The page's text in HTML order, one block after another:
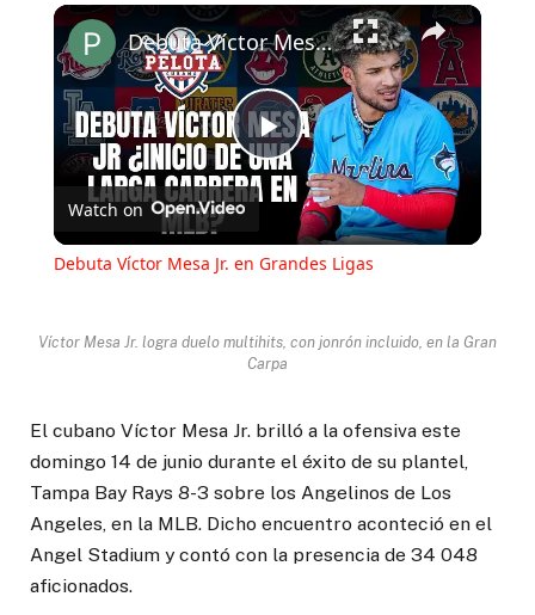
Fullscreen
Play
Video
Debuta Víctor Mesa Jr. en Grandes Ligas
Watch on
Debuta Víctor Mesa Jr. en Grandes Ligas
Víctor Mesa Jr. logra duelo multihits, con jonrón incluido, en la Gran
Carpa
El cubano Víctor Mesa Jr. brilló a la ofensiva este
domingo 14 de junio durante el éxito de su plantel,
Tampa Bay Rays 8-3 sobre los Angelinos de Los
Angeles, en la MLB. Dicho encuentro aconteció en el
Angel Stadium y contó con la presencia de 34 048
aficionados.